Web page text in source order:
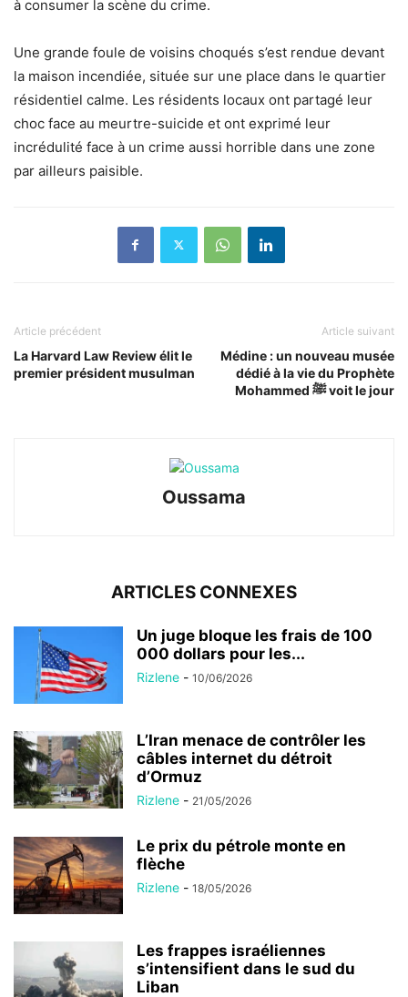
à consumer la scène du crime.
Une grande foule de voisins choqués s’est rendue devant
la maison incendiée, située sur une place dans le quartier
résidentiel calme. Les résidents locaux ont partagé leur
choc face au meurtre-suicide et ont exprimé leur
incrédulité face à un crime aussi horrible dans une zone
par ailleurs paisible.
Article précédent
La Harvard Law Review élit le
premier président musulman
Article suivant
Médine : un nouveau musée
dédié à la vie du Prophète
Mohammed ﷺ voit le jour
Oussama
ARTICLES CONNEXES
Un juge bloque les frais de 100
000 dollars pour les...
Rizlene - 10/06/2026
L’Iran menace de contrôler les
câbles internet du détroit
d’Ormuz
Rizlene - 21/05/2026
Le prix du pétrole monte en
flèche
Rizlene - 18/05/2026
Les frappes israéliennes
s’intensifient dans le sud du
Liban